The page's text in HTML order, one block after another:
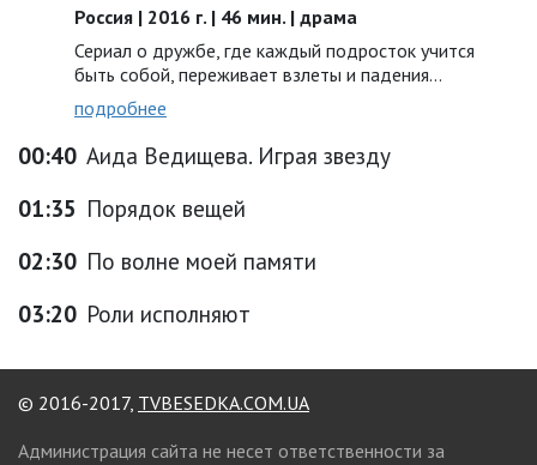
Россия | 2016 г. | 46 мин. | драма
Сериал о дружбе, где каждый подросток учится
быть собой, переживает взлеты и падения…
подробнее
00:40 Аида Ведищева. Играя звезду
01:35 Порядок вещей
02:30 По волне моей памяти
03:20 Роли исполняют
© 2016-2017, TVBESEDKA.COM.UA
Администрация сайта не несет ответственности за